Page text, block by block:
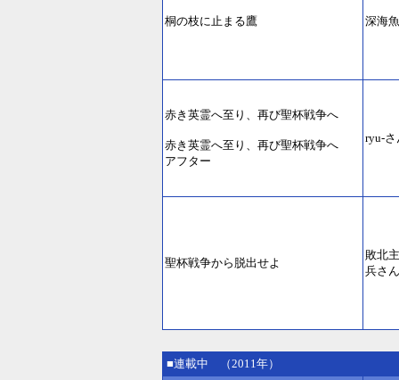
桐の枝に止まる鷹 深海
赤き英霊へ至り、再び聖杯戦争へ
赤き英霊へ至り、再び聖杯戦争へ
アフター
ryu-さ
聖杯戦争から脱出せよ
敗北
兵さん
■連載中 （2011年）